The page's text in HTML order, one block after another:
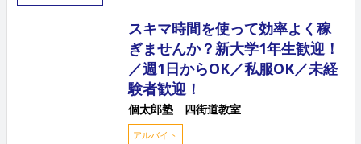
スキマ時間を使って効率よく稼
ぎませんか？新大学1年生歓迎！
／週1日からOK／私服OK／未経
験者歓迎！
個太郎塾 四街道教室
アルバイト